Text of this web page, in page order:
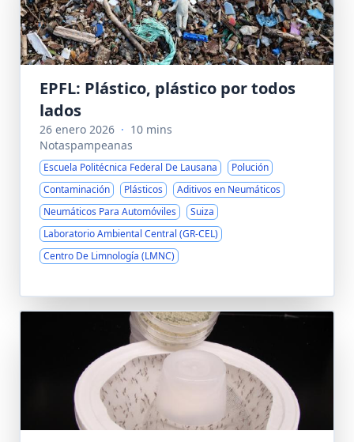
EPFL: Plástico, plástico por todos
lados
26 enero 2026 · 10 mins
Notaspampeanas
Escuela Politécnica Federal De Lausana
Polución
Contaminación
Plásticos
Aditivos en Neumáticos
Neumáticos Para Automóviles
Suiza
Laboratorio Ambiental Central (GR-CEL)
Centro De Limnología (LMNC)